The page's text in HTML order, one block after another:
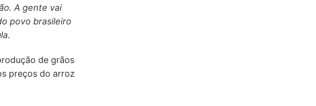
A gente vai
povo brasileiro
de grãos
preços do arroz